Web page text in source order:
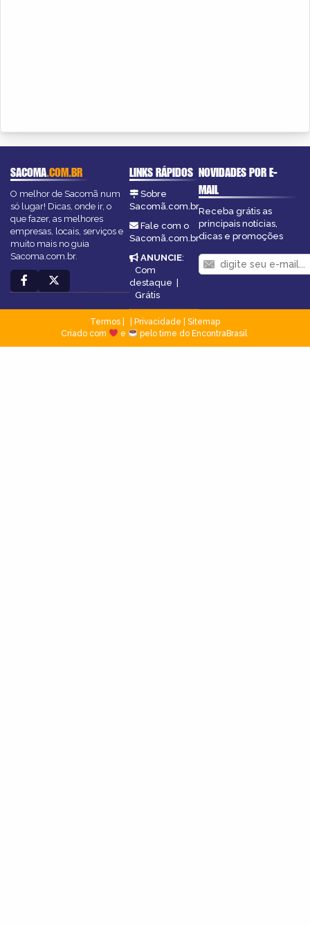
SACOMA.COM.BR
O melhor de Sacomã num
só lugar! Dicas, onde ir, o
que fazer, as melhores
empresas, locais, serviços e
muito mais no guia
Sacoma.com.br.
LINKS RÁPIDOS
Sobre
Sacomã.com.br
Fale com o
Sacomã.com.br
ANUNCIE:
Com
destaque
Grátis
NOVIDADES POR E-
MAIL
Receba grátis as
principais notícias,
dicas e promoções
Termos Privacidade
Sitemap
Criado com
e pelo time do EncontraBrasil